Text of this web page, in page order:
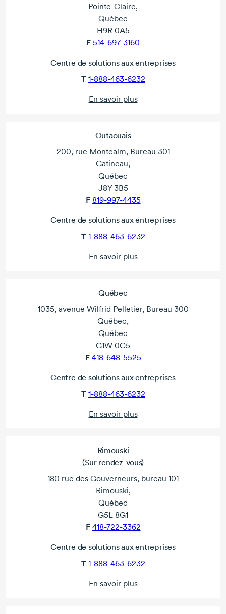
Pointe-Claire,
Québec
H9R 0A5
F 514-697-3160
Centre de solutions aux entreprises
T 1-888-463-6232
En savoir plus
Outaouais
200, rue Montcalm, Bureau 301
Gatineau,
Québec
J8Y 3B5
F 819-997-4435
Centre de solutions aux entreprises
T 1-888-463-6232
En savoir plus
Québec
1035, avenue Wilfrid Pelletier, Bureau 300
Québec,
Québec
G1W 0C5
F 418-648-5525
Centre de solutions aux entreprises
T 1-888-463-6232
En savoir plus
Rimouski
(Sur rendez-vous)
180 rue des Gouverneurs, bureau 101
Rimouski,
Québec
G5L 8G1
F 418-722-3362
Centre de solutions aux entreprises
T 1-888-463-6232
En savoir plus